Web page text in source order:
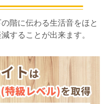
階に伝わる生活音をほと
することが出来ます。